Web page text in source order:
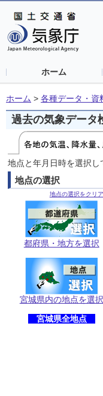
ホーム
ホーム > 各種データ・資
過去の気象データ
地点と年月日時を選択
地点の選択
地点の選択をクリア
都府県・地方を選択
宮城県内の地点を選択
宮城県全地点